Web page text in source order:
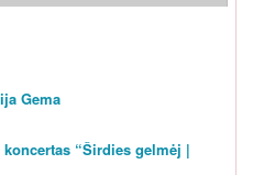
Gema
“Širdies gelmėj |